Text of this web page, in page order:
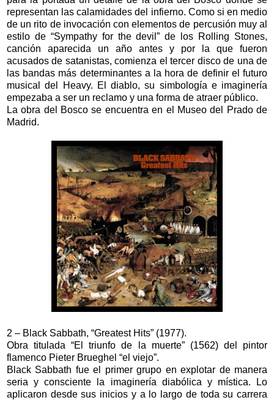
representan las calamidades del infierno. Como si en medio
de un rito de invocación con elementos de percusión muy al
estilo de “Sympathy for the devil” de los Rolling Stones,
canción aparecida un año antes y por la que fueron
acusados de satanistas, comienza el tercer disco de una de
las bandas más determinantes a la hora de definir el futuro
musical del Heavy. El diablo, su simbología e imaginería
empezaba a ser un reclamo y una forma de atraer público.
La obra del Bosco se encuentra en el Museo del Prado de
Madrid.
2 – Black Sabbath, “Greatest Hits” (1977).
Obra titulada “El triunfo de la muerte” (1562) del pintor
flamenco Pieter Brueghel “el viejo”.
Black Sabbath fue el primer grupo en explotar de manera
seria y consciente la imaginería diabólica y mística. Lo
aplicaron desde sus inicios y a lo largo de toda su carrera